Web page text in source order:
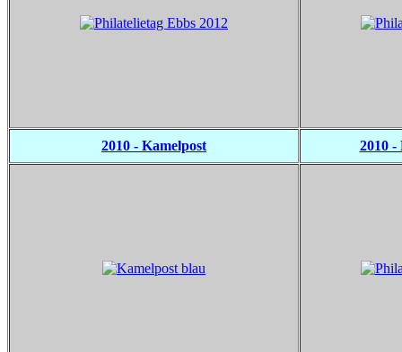
2010 - Kamelpost 2010 -